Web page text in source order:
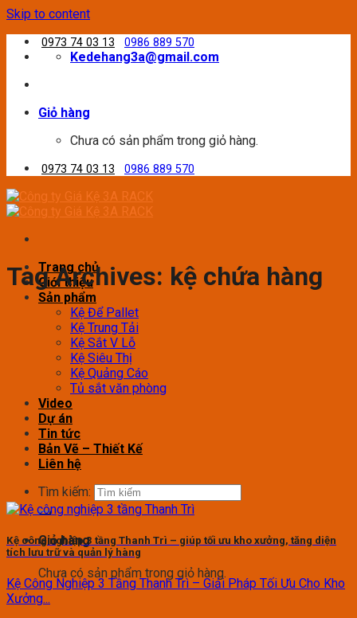
Skip to content
0973 74 03 13 0986 889 570
Kedehang3a@gmail.com
Giỏ hàng
Chưa có sản phẩm trong giỏ hàng.
0973 74 03 13 0986 889 570
Trang chủ
Giới thiệu
Sản phẩm
Kệ Để Pallet
Kệ Trung Tải
Kệ Sắt V Lỗ
Kệ Siêu Thị
Kệ Quảng Cáo
Tủ sắt văn phòng
Video
Dự án
Tin tức
Bản Vẽ – Thiết Kế
Liên hệ
Tìm kiếm:
Giỏ hàng
Chưa có sản phẩm trong giỏ hàng.
Tag Archives: kệ chứa hàng
Kệ công nghiệp 3 tầng Thanh Trì – giúp tối ưu kho xưởng, tăng diện
tích lưu trữ và quản lý hàng
Kệ Công Nghiệp 3 Tầng Thanh Trì – Giải Pháp Tối Ưu Cho Kho
Xưởng...